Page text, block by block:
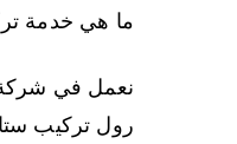
ما هي خدمة
نعمل في شركة
رول تركيب